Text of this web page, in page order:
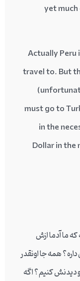
yet
Actually Peru
travel to. But
must go to
in the
Dollar in
ما آدما ازش
همه جا اونقدر
کنیم؟ اگه